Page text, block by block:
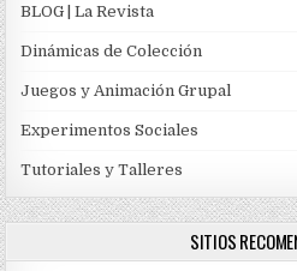
BLOG | La Revista
Dinámicas de Colección
Juegos y Animación Grupal
Experimentos Sociales
Tutoriales y Talleres
SITIOS